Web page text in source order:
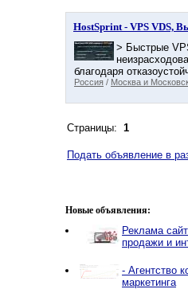
HostSprint - VPS VDS,
> Быстрые
благодаря
Россия / Москва и
Страницы: 1
Подать объявление в
Новые объявления:
Реклама
продажи и
- Агентство
маркетинга